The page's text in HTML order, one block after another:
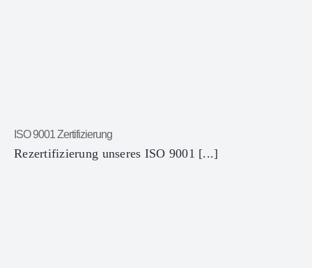
ISO 9001 Zertifizierung
Rezertifizierung unseres ISO 9001 [...]